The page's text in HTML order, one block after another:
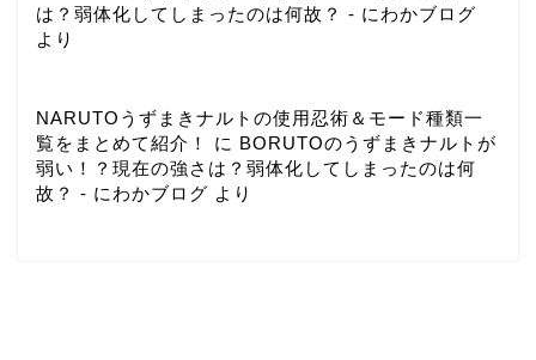
は？弱体化してしまったのは何故？ - にわかブログ
より
NARUTOうずまきナルトの使用忍術＆モード種類一
覧をまとめて紹介！
に BORUTOのうずまきナルトが
弱い！？現在の強さは？弱体化してしまったのは何
故？ - にわかブログ より